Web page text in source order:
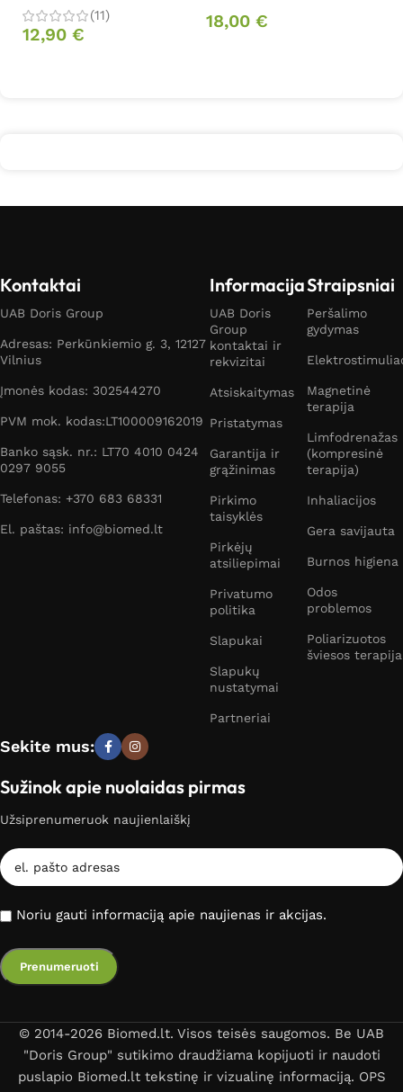
(11)
12,90 €
18,00 €
Kontaktai
UAB Doris Group
Adresas: Perkūnkiemio g. 3, 12127
Vilnius
Įmonės kodas: 302544270
PVM mok. kodas:LT100009162019
Banko sąsk. nr.: LT70 4010 0424
0297 9055
Telefonas: +370 683 68331
El. paštas: info@biomed.lt
Informacija
UAB Doris
Group
kontaktai ir
rekvizitai
Atsiskaitymas
Pristatymas
Garantija ir
grąžinimas
Pirkimo
taisyklės
Pirkėjų
atsiliepimai
Privatumo
politika
Slapukai
Slapukų
nustatymai
Partneriai
Straipsniai
Peršalimo
gydymas
Magnetinė
terapija
Limfodrenažas
(kompresinė
terapija)
Inhaliacijos
Gera savijauta
Burnos higiena
Odos
problemos
Poliarizuotos
šviesos terapija
Sekite mus:
Sužinok apie nuolaidas pirmas
Užsiprenumeruok naujienlaiškį
Noriu gauti informaciją apie naujienas ir akcijas.
© 2014-2026 Biomed.lt. Visos teisės saugomos. Be UAB
"Doris Group" sutikimo draudžiama kopijuoti ir naudoti
puslapio Biomed.lt tekstinę ir vizualinę informaciją. OPS